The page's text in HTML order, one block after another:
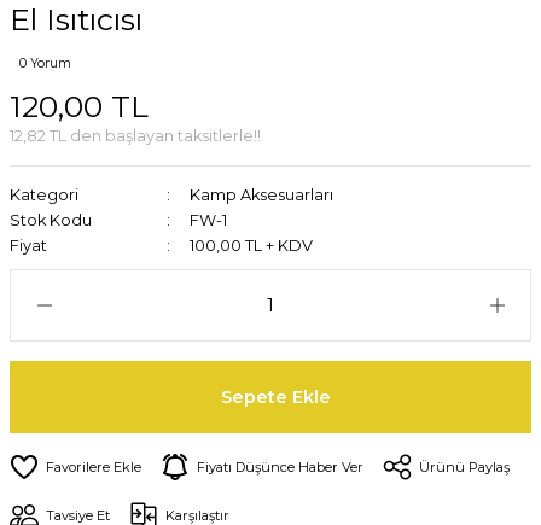
El Isıtıcısı
0 Yorum
120,00 TL
12,82 TL den başlayan taksitlerle!!
Kategori
Kamp Aksesuarları
Stok Kodu
FW-1
Fiyat
100,00 TL + KDV
Sepete Ekle
Fiyatı Düşünce Haber Ver Ürünü Paylaş
Tavsiye Et Karşılaştır